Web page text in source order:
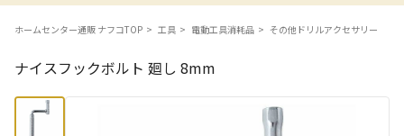
ホームセンター通販 ナフコTOP 工具 電動工具消耗品 その他ドリルアクセサリー
ナイスフックボルト 廻し 8mm